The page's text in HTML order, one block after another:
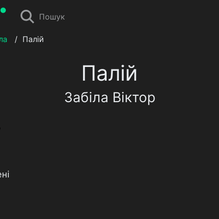
Пошук
/ Палій
Палій
Забіла Віктор